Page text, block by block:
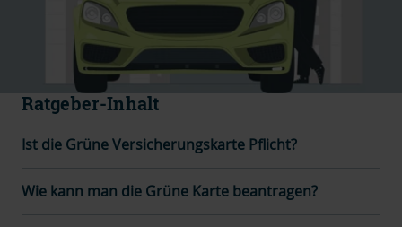
Ratgeber-Inhalt
Ist die Grüne Versicherungskarte Pflicht?
Wie kann man die Grüne Karte beantragen?